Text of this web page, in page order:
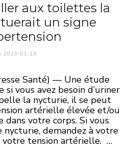
aux toilettes la
un signe
2023-01-19
Santé) — Une étude
si vous avez besoin d’uriner
la nycturie, il se peut
artérielle élevée et/ou
dans votre corps. Si vous
nycturie, demandez à votre
votre tension artérielle. …